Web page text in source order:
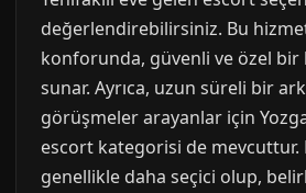
değerlendirebilirsiniz. Bu
konforunda, güvenli ve özel bir
sunar. Ayrıca, uzun süreli bir
görüşmeler arayanlar için
escort kategorisi de mevcuttur.
genellikle daha seçici olup,